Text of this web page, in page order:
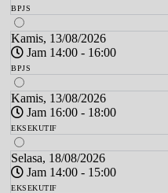
BPJS
Kamis, 13/08/2026
Jam 14:00 - 16:00
BPJS
Kamis, 13/08/2026
Jam 16:00 - 18:00
EKSEKUTIF
Selasa, 18/08/2026
Jam 14:00 - 15:00
EKSEKUTIF